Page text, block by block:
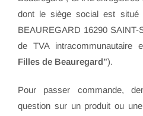
dont le siège social est
BEAUREGARD 16290
de TVA intracommunautaire
Filles de Beauregard”).
Pour passer commande,
question sur un produit ou